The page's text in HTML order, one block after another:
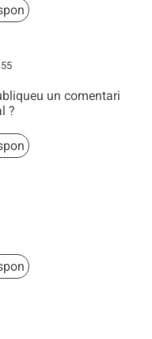
un comentari
?